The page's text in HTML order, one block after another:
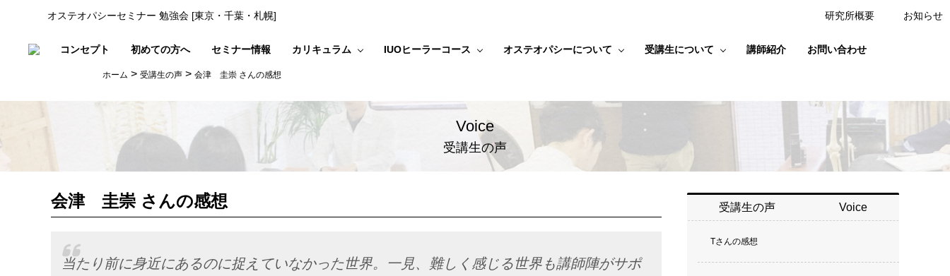
オステオパシーセミナー 勉強会 [東京・千葉・札幌] 研究所概要 お知らせ
コンセプト 初めての方へ セミナー情報 カリキュラム IUOヒーラーコース オステオパシーについて 受講生について 講師紹介 お問い合わせ
ホーム > 受講生の声 > 会津 圭崇 さんの感想
Voice
受講生の声
会津 圭崇 さんの感想
当たり前に身近にあるのに捉えていなかった世界。一見、難しく感じる世界も講師陣がサポ
受講生の声 Voice
Tさんの感想